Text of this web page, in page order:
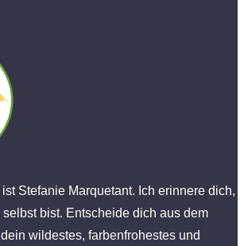
Stefanie Marquetant. Ich erinnere dich,
bist. Entscheide dich aus dem
wildestes, farbenfrohestes und